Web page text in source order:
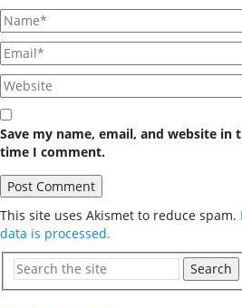
Save my name, email, and website
time I comment.
This site uses Akismet to reduce spam.
data is processed.
Search